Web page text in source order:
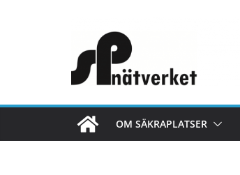
OM SÄKRAPLATSER